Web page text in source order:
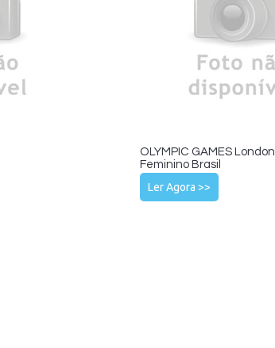
OLYMPIC GAMES
Feminino Brasil
Ler Agora >>